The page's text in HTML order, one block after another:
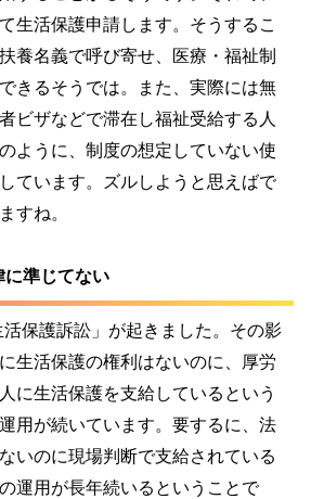
生活保護申請します。そうするこ
養名義で呼び寄せ、医療・福祉制
きるそうでは。また、実際には無
ビザなどで滞在し福祉受給する人
ように、制度の想定していない使
ています。ズルしようと思えばで
すね。
に準じてない
保護訴訟」が起きました。その影
生活保護の権利はないのに、厚労
に生活保護を支給しているという
用が続いています。要するに、法
いのに現場判断で支給されている
運用が長年続いるということで